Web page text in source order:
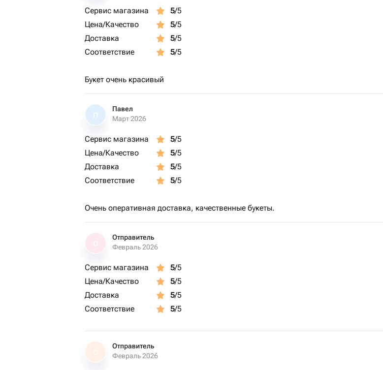
Сервис магазина 5/5
Цена/Качество
5/5
Доставка
5/5
Соответствие
5/5
Букет очень красивый
П
Павел
Март 2026
Сервис магазина 5/5
Цена/Качество
5/5
Доставка
5/5
Соответствие
5/5
Очень оперативная доставка, качественные букеты.
Отправитель
Февраль 2026
Сервис магазина 5/5
Цена/Качество
5/5
Доставка
5/5
Соответствие
5/5
О
Отправитель
Февраль 2026